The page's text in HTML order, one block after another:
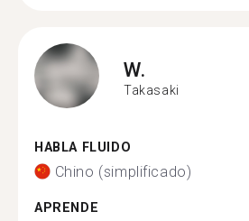
W.
Takasaki
HABLA FLUIDO
Chino (simplificado)
APRENDE